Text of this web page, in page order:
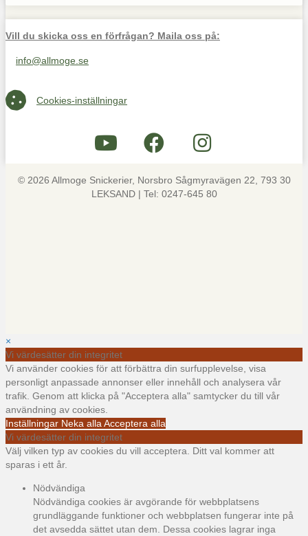
Vill du skicka oss en förfrågan? Maila oss på:
Maila oss på info@allmoge.se
info@allmoge.se
Cookies-inställningar
Cookies-inställningar
© 2026 Allmoge Snickerier, Norsbro Sågmyravägen 22, 793 30
LEKSAND | Tel: 0247-645 80
×
Vi värdesätter din integritet
Vi använder cookies för att förbättra din surfupplevelse, visa
personligt anpassade annonser eller innehåll och analysera vår
trafik. Genom att klicka på "Acceptera alla" samtycker du till vår
användning av cookies.
Inställningar Neka alla Acceptera alla
Vi värdesätter din integritet
Välj vilken typ av cookies du vill acceptera. Ditt val kommer att
sparas i ett år.
Nödvändiga
Nödvändiga cookies är avgörande för webbplatsens
grundläggande funktioner och webbplatsen fungerar inte på
det avsedda sättet utan dem. Dessa cookies lagrar inga